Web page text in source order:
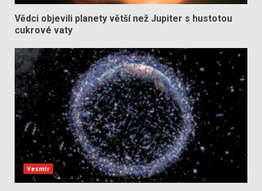
Vědci objevili planety větší než Jupiter s hustotou
cukrové vaty
Vesmír